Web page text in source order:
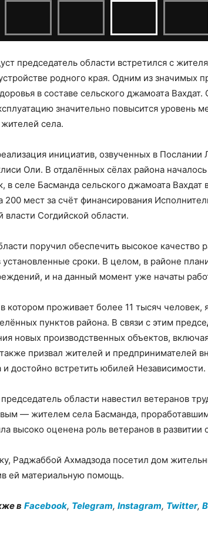
председатель области встретился с
родного края. Одним из значимых
в составе сельского джамоата
значительно повысится уровень
села.
инициатив, озвученных в
Оли. В отдалённых сёлах района
в селе Басманда сельского джамоата Вахдат
200 мест за счёт финансирования
власти Согдийской области.
поручил обеспечить высокое качество
установленные сроки. В целом, в районе
и на данный момент уже начаты
котором проживает более 11 тысяч человек,
пунктов района. В связи с этим
новых производственных объектов,
призвал жителей и предпринимателей
и достойно встретить юбилей Независимости.
области навестил ветеранов
— жителем села Басманда,
высоко оценена роль ветеранов в развитии
Раджаббой Ахмадзода посетил дом
ей материальную помощь.
в Facebook, Telegram, Instagram, Twitter,